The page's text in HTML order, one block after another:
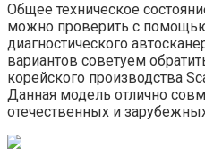
Общее техническое
можно проверить с
диагностического
вариантов советуем
корейского производства
Данная модель отлично
отечественных и